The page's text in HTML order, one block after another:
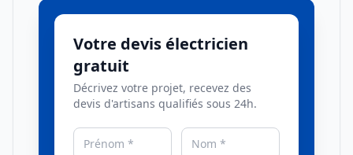
Votre devis électricien
gratuit
Décrivez votre projet, recevez des
devis d'artisans qualifiés sous 24h.